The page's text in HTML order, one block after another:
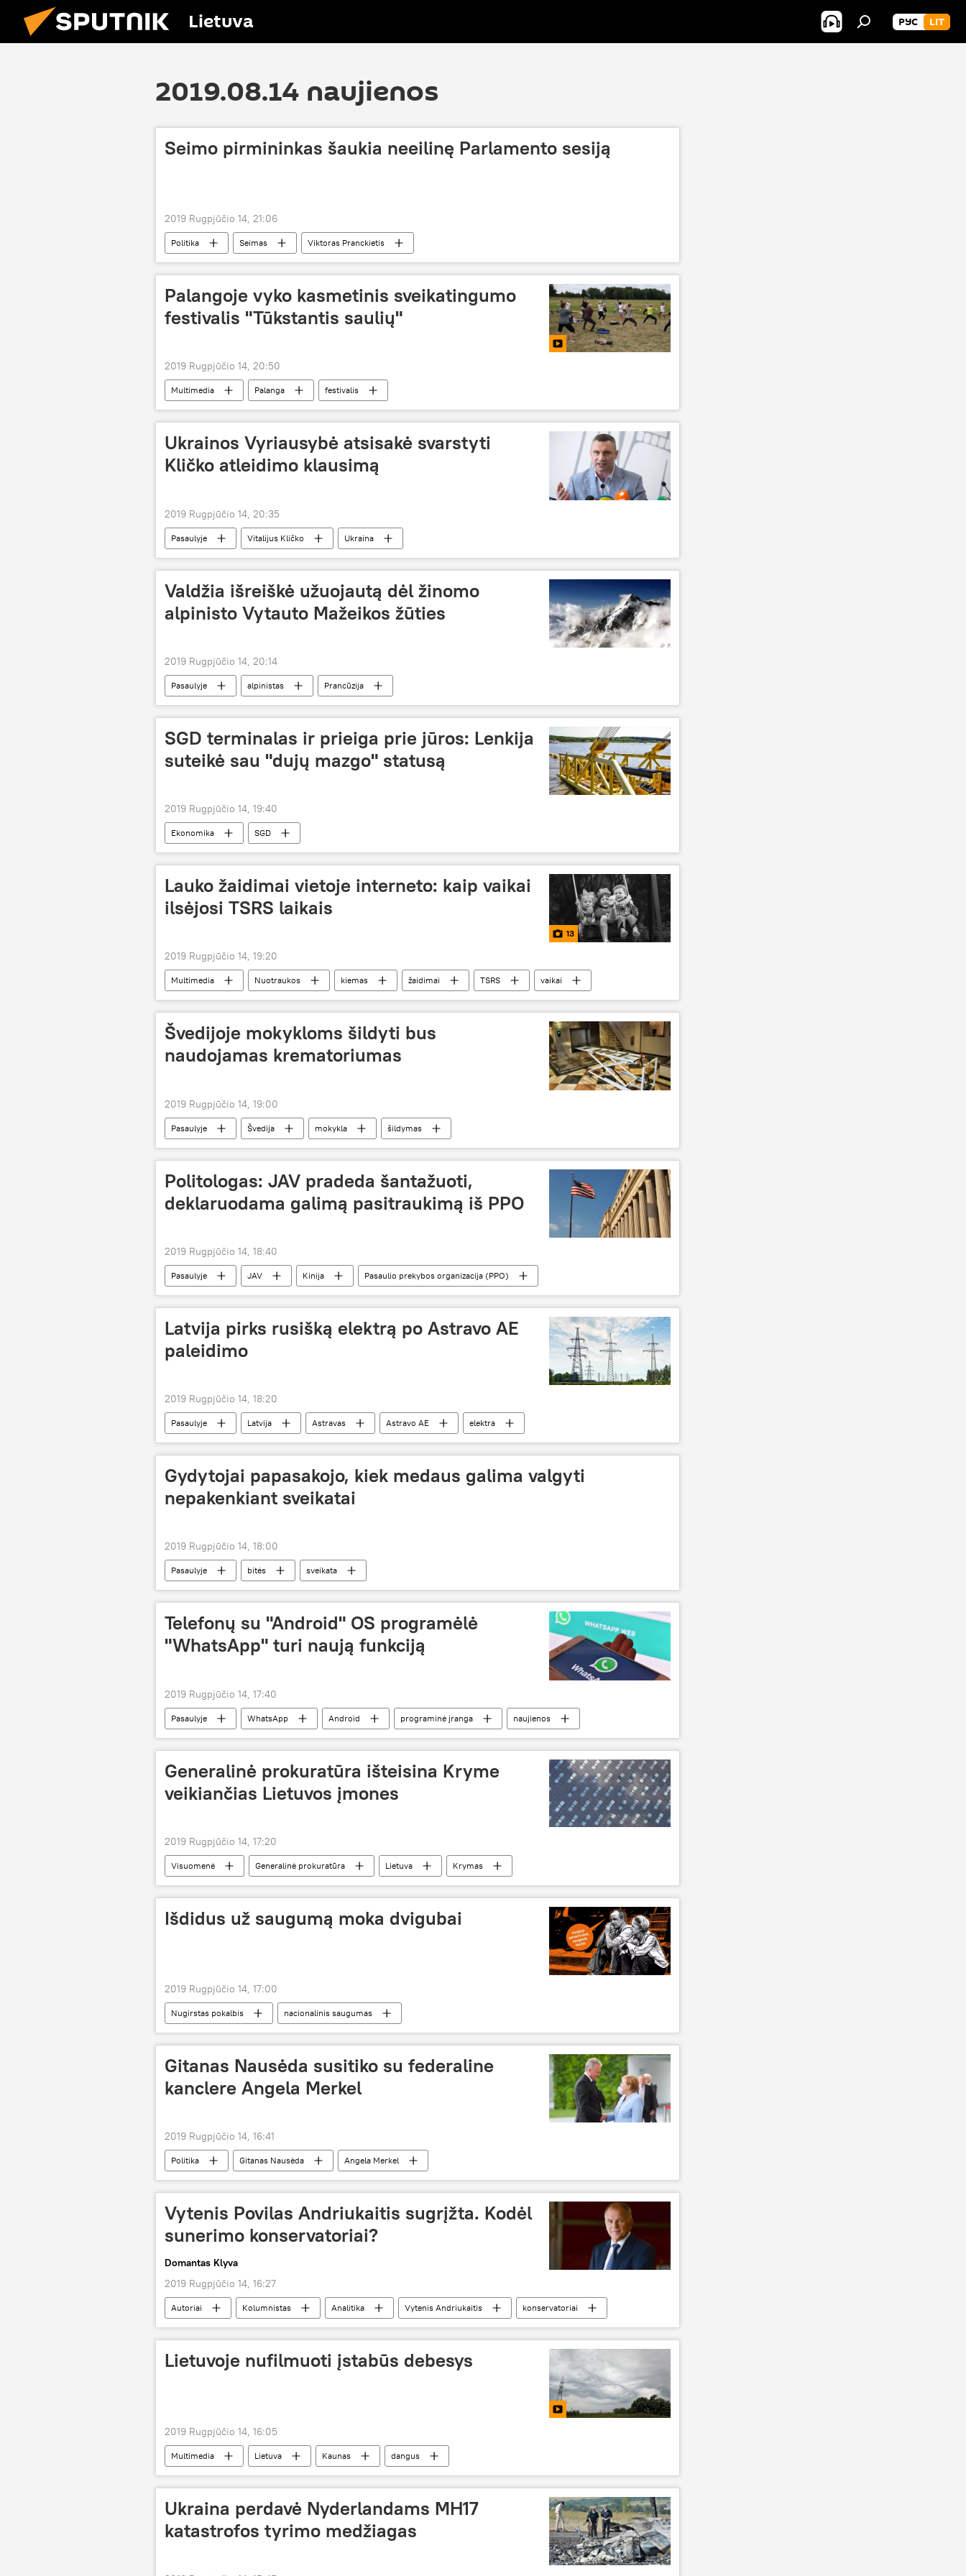
Lietuva РУС LIT
2019.08.14 naujienos
Seimo pirmininkas šaukia neeilinę Parlamento sesiją
2019 Rugpjūčio 14, 21:06
Politika Seimas Viktoras Pranckietis
Palangoje vyko kasmetinis sveikatingumo
festivalis "Tūkstantis saulių"
2019 Rugpjūčio 14, 20:50
Multimedia Palanga festivalis
Ukrainos Vyriausybė atsisakė svarstyti
Kličko atleidimo klausimą
2019 Rugpjūčio 14, 20:35
Pasaulyje Vitalijus Kličko Ukraina
Valdžia išreiškė užuojautą dėl žinomo
alpinisto Vytauto Mažeikos žūties
2019 Rugpjūčio 14, 20:14
Pasaulyje alpinistas Prancūzija
SGD terminalas ir prieiga prie jūros: Lenkija
suteikė sau "dujų mazgo" statusą
2019 Rugpjūčio 14, 19:40
Ekonomika SGD
Lauko žaidimai vietoje interneto: kaip vaikai
ilsėjosi TSRS laikais
13
2019 Rugpjūčio 14, 19:20
Multimedia Nuotraukos kiemas žaidimai TSRS vaikai
Švedijoje mokykloms šildyti bus
naudojamas krematoriumas
2019 Rugpjūčio 14, 19:00
Pasaulyje Švedija mokykla šildymas
Politologas: JAV pradeda šantažuoti,
deklaruodama galimą pasitraukimą iš PPO
2019 Rugpjūčio 14, 18:40
Pasaulyje JAV Kinija Pasaulio prekybos organizacija (PPO)
Latvija pirks rusišką elektrą po Astravo AE
paleidimo
2019 Rugpjūčio 14, 18:20
Pasaulyje Latvija Astravas Astravo AE elektra
Gydytojai papasakojo, kiek medaus galima valgyti
nepakenkiant sveikatai
2019 Rugpjūčio 14, 18:00
Pasaulyje bitės sveikata
Telefonų su "Android" OS programėlė
"WhatsApp" turi naują funkciją
2019 Rugpjūčio 14, 17:40
Pasaulyje WhatsApp Android programinė įranga naujienos
Generalinė prokuratūra išteisina Kryme
veikiančias Lietuvos įmones
2019 Rugpjūčio 14, 17:20
Visuomenė Generalinė prokuratūra Lietuva Krymas
Išdidus už saugumą moka dvigubai
2019 Rugpjūčio 14, 17:00
Nugirstas pokalbis nacionalinis saugumas
Gitanas Nausėda susitiko su federaline
kanclere Angela Merkel
2019 Rugpjūčio 14, 16:41
Politika Gitanas Nausėda Angela Merkel
Vytenis Povilas Andriukaitis sugrįžta. Kodėl
sunerimo konservatoriai?
Domantas Klyva
2019 Rugpjūčio 14, 16:27
Autoriai Kolumnistas Analitika Vytenis Andriukaitis konservatoriai
Lietuvoje nufilmuoti įstabūs debesys
2019 Rugpjūčio 14, 16:05
Multimedia Lietuva Kaunas dangus
Ukraina perdavė Nyderlandams MH17
katastrofos tyrimo medžiagas